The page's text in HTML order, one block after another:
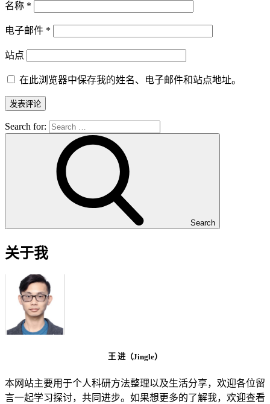
名称 *
电子邮件 *
站点
在此浏览器中保存我的姓名、电子邮件和站点地址。
Search for:
Search
关于我
王 进（Jingle）
本网站主要用于个人科研方法整理以及生活分享，欢迎各位留
言一起学习探讨，共同进步。如果想更多的了解我，欢迎查看